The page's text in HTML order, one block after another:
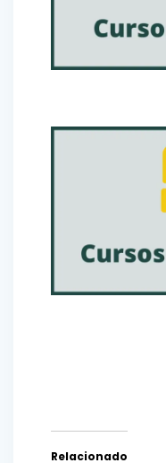
Relacionado